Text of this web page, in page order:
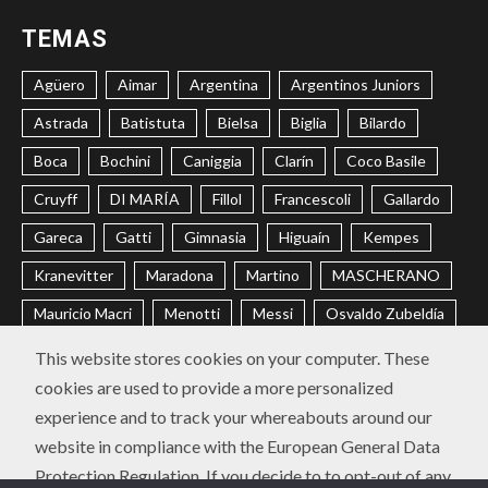
TEMAS
Agüero Aimar Argentina Argentinos Juniors
Astrada Batistuta Bielsa Biglia Bilardo
Boca Bochini Caniggia Clarín Coco Basile
Cruyff DI MARÍA Fillol Francescoli Gallardo
Gareca Gatti Gimnasia Higuaín Kempes
Kranevitter Maradona Martino MASCHERANO
Mauricio Macri Menotti Messi Osvaldo Zubeldía
Passarella Pochettino Ramón Díaz
Riquelme River Russo Sabella Sampaoli
Selección Argentina Trobbiani Veira Vélez
CONTACTO POLÍTICA DE PRIVACIDAD
This website stores cookies on your computer. These
cookies are used to provide a more personalized
experience and to track your whereabouts around our
website in compliance with the European General Data
Protection Regulation. If you decide to to opt-out of any